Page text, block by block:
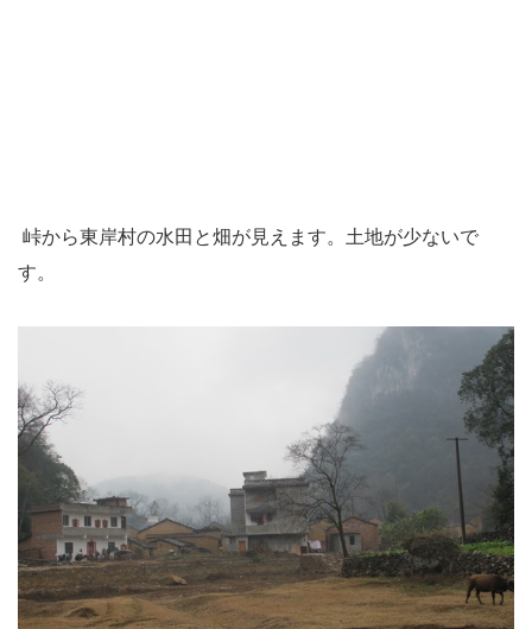
峠から東岸村の水田と畑が見えます。土地が少ないで
す。